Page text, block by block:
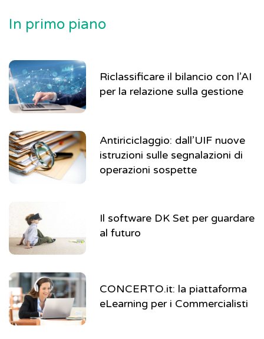
In primo piano
Riclassificare il bilancio con l’AI
per la relazione sulla gestione
Antiriciclaggio: dall’UIF nuove
istruzioni sulle segnalazioni di
operazioni sospette
Il software DK Set per guardare
al futuro
CONCERTO.it: la piattaforma
eLearning per i Commercialisti